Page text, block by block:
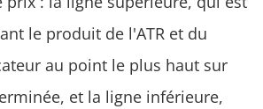
le produit de l'ATR et du
au point le plus haut sur
et la ligne inférieure,